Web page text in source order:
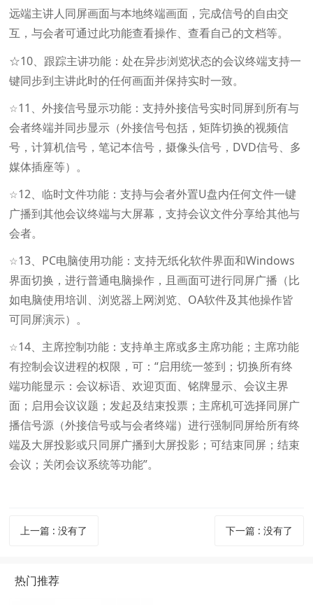
远端主讲人同屏画面与本地终端画面，完成信号的自由交
互，与会者可通过此功能查看操作、查看自己的文档等。
☆10、跟踪主讲功能：处在异步浏览状态的会议终端支持一
键同步到主讲此时的任何画面并保持实时一致。
☆11、外接信号显示功能：支持外接信号实时同屏到所有与
会者终端并同步显示（外接信号包括，矩阵切换的视频信
号，计算机信号，笔记本信号，摄像头信号，DVD信号、多
媒体插座等）。
☆12、临时文件功能：支持与会者外置U盘内任何文件一键
广播到其他会议终端与大屏幕，支持会议文件分享给其他与
会者。
☆13、PC电脑使用功能：支持无纸化软件界面和Windows
界面切换，进行普通电脑操作，且画面可进行同屏广播（比
如电脑使用培训、浏览器上网浏览、OA软件及其他操作皆
可同屏演示）。
☆14、主席控制功能：支持单主席或多主席功能；主席功能
有控制会议进程的权限，可：“启用统一签到；切换所有终
端功能显示：会议标语、欢迎页面、铭牌显示、会议主界
面；启用会议议题；发起及结束投票；主席机可选择同屏广
播信号源（外接信号或与会者终端）进行强制同屏给所有终
端及大屏投影或只同屏广播到大屏投影；可结束同屏；结束
会议；关闭会议系统等功能”。
上一篇 :没有了 下一篇: 没有了
热门推荐